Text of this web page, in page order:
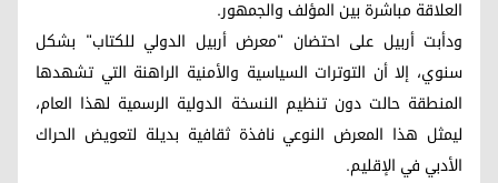
العلاقة مباشرة بين المؤلف والجمهور.
ودأبت أربيل على احتضان "معرض أربيل الدولي للكتاب" بشكل
سنوي، إلا أن التوترات السياسية والأمنية الراهنة التي تشهدها
المنطقة حالت دون تنظيم النسخة الدولية الرسمية لهذا العام،
ليمثل هذا المعرض النوعي نافذة ثقافية بديلة لتعويض الحراك
الأدبي في الإقليم.